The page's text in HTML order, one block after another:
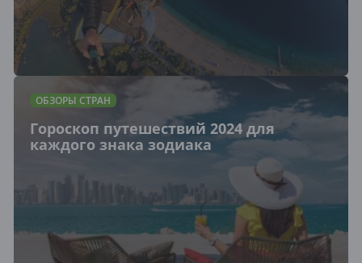
ОБЗОРЫ СТРАН
Гороскоп путешествий 2024 для
каждого знака зодиака